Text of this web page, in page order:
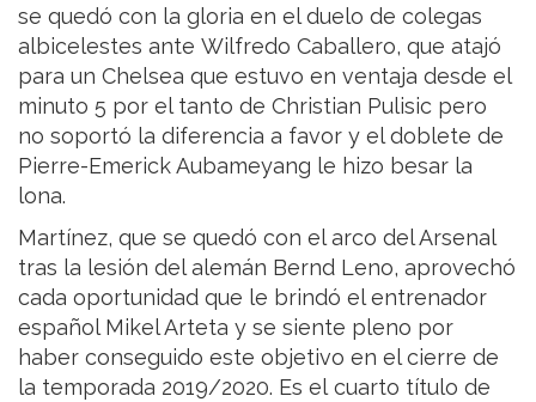
se quedó con la gloria en el duelo de colegas
albicelestes ante Wilfredo Caballero, que atajó
para un Chelsea que estuvo en ventaja desde el
minuto 5 por el tanto de Christian Pulisic pero
no soportó la diferencia a favor y el doblete de
Pierre-Emerick Aubameyang le hizo besar la
lona.
Martínez, que se quedó con el arco del Arsenal
tras la lesión del alemán Bernd Leno, aprovechó
cada oportunidad que le brindó el entrenador
español Mikel Arteta y se siente pleno por
haber conseguido este objetivo en el cierre de
la temporada 2019/2020. Es el cuarto título de